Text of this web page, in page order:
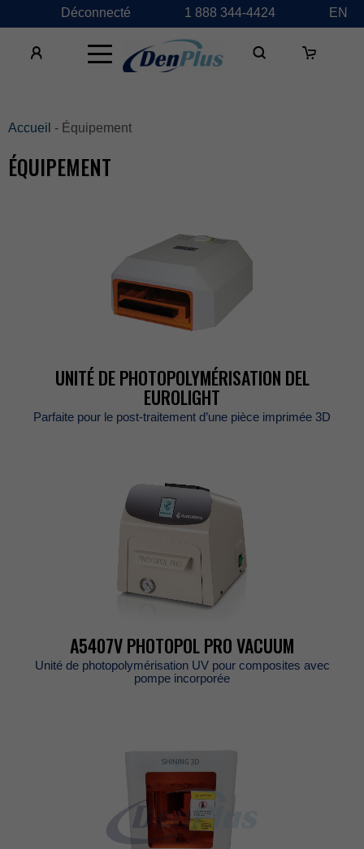
Déconnecté 1888344-4424 EN
×
Accueil -Équipement
ÉQUIPEMENT
UNITÉDEPHOTOPOLYMÉRISATIONDEL
EUROLIGHT
Parfaitepourlepost-traitementd’unepièceimprimée3D
A5407VPHOTOPOLPROVACUUM
UnitédephotopolymérisationUVpourcompositesavec
pompeincorporée